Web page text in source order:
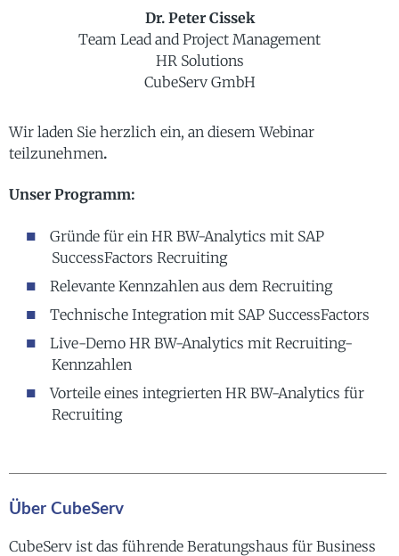
Dr. Peter Cissek
Team Lead and Project Management
HR Solutions
CubeServ GmbH
Wir laden Sie herzlich ein, an diesem Webinar
teilzunehmen.
Unser Programm:
Gründe für ein HR BW-Analytics mit SAP
SuccessFactors Recruiting
Relevante Kennzahlen aus dem Recruiting
Technische Integration mit SAP SuccessFactors
Live-Demo HR BW-Analytics mit Recruiting-
Kennzahlen
Vorteile eines integrierten HR BW-Analytics für
Recruiting
Über CubeServ
CubeServ ist das führende Beratungshaus für Business